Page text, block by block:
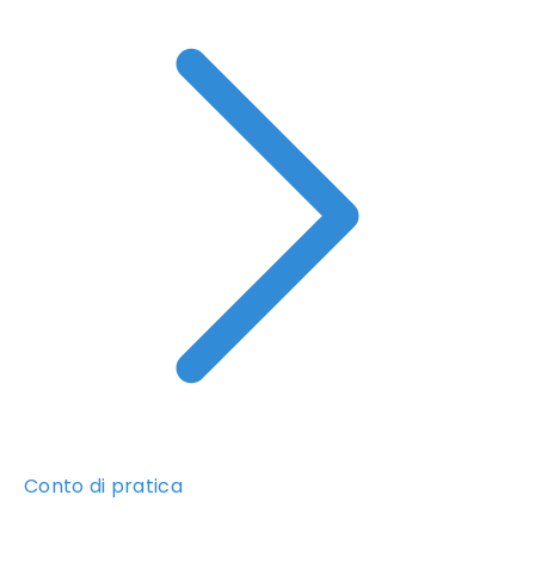
Conto di pratica